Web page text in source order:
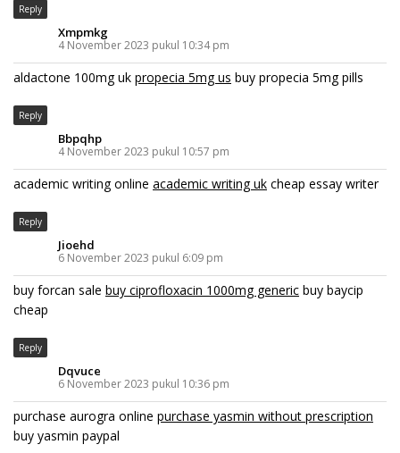
Reply
Xmpmkg
4 November 2023 pukul 10:34 pm
aldactone 100mg uk propecia 5mg us buy propecia 5mg pills
Reply
Bbpqhp
4 November 2023 pukul 10:57 pm
academic writing online academic writing uk cheap essay writer
Reply
Jioehd
6 November 2023 pukul 6:09 pm
buy forcan sale buy ciprofloxacin 1000mg generic buy baycip
cheap
Reply
Dqvuce
6 November 2023 pukul 10:36 pm
purchase aurogra online purchase yasmin without prescription
buy yasmin paypal